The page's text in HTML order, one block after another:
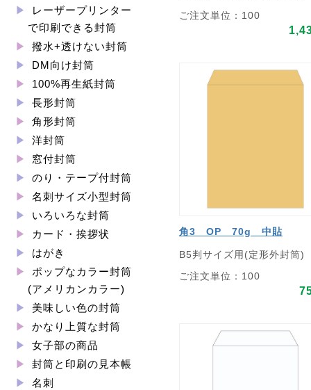
レーザープリンター
で印刷できる封筒
撥水+透けない封筒
DM向け封筒
100%再生紙封筒
長形封筒
角形封筒
洋封筒
窓付封筒
のり・テープ付封筒
名刺サイズ小型封筒
いろいろな封筒
カード・挨拶状
はがき
ポップなカラー封筒
(アメリカンカラー)
美味しい色の封筒
かなり上質な封筒
女子部の商品
封筒と印刷の見本帳
名刺
ご注文単位：100
角3 OP 70g 中貼
B5判サイズ用(定形外封筒)
ご注文単位：100